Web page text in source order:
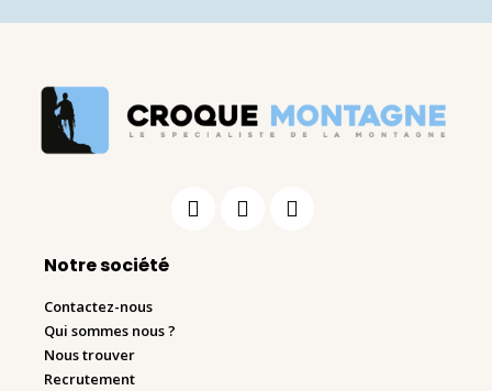
Notre société
Contactez-nous
Qui sommes nous ?
Nous trouver
Recrutement